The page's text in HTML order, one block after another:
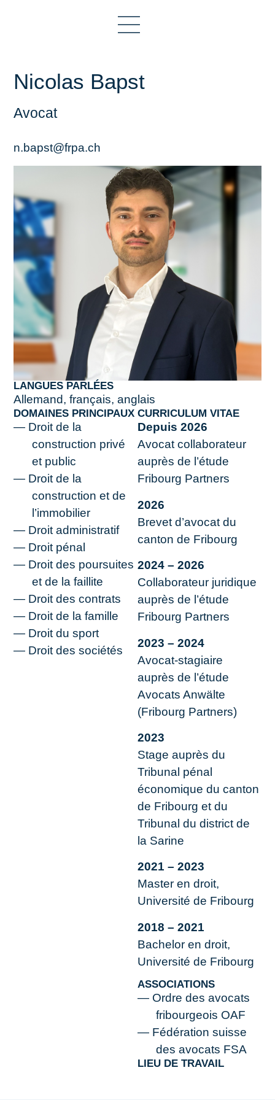
Nicolas Bapst
Avocat
n.bapst@frpa.ch
LANGUES PARLÉES
Allemand, français, anglais
DOMAINES PRINCIPAUX
Droit de la
construction privé
et public
Droit de la
construction et de
l’immobilier
Droit administratif
Droit pénal
Droit des poursuites
et de la faillite
Droit des contrats
Droit de la famille
Droit du sport
Droit des sociétés
CURRICULUM VITAE
Depuis 2026
Avocat collaborateur
auprès de l’étude
Fribourg Partners
2026
Brevet d’avocat du
canton de Fribourg
2024 – 2026
Collaborateur juridique
auprès de l’étude
Fribourg Partners
2023 – 2024
Avocat-stagiaire
auprès de l’étude
Avocats Anwälte
(Fribourg Partners)
2023
Stage auprès du
Tribunal pénal
économique du canton
de Fribourg et du
Tribunal du district de
la Sarine
2021 – 2023
Master en droit,
Université de Fribourg
2018 – 2021
Bachelor en droit,
Université de Fribourg
ASSOCIATIONS
Ordre des avocats
fribourgeois OAF
Fédération suisse
des avocats FSA
LIEU DE TRAVAIL